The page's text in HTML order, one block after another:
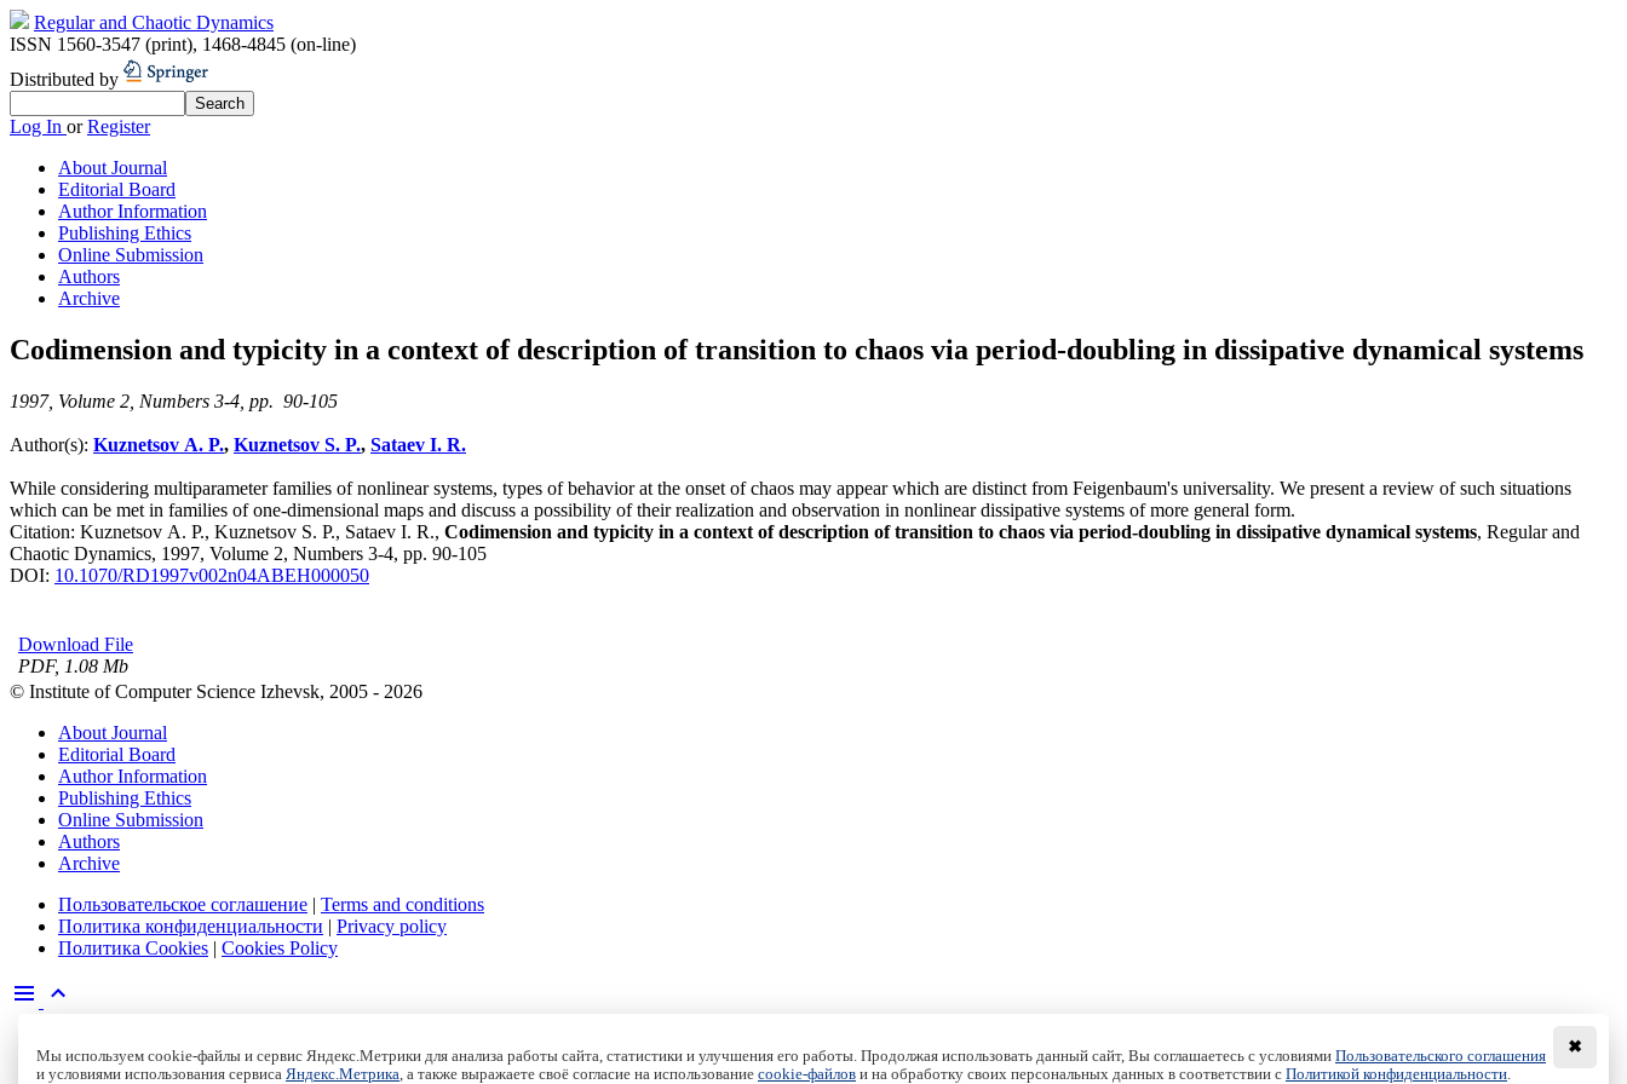
Regular and Chaotic Dynamics
ISSN 1560-3547 (print), 1468-4845 (on-line)
Distributed by
Log In orRegister
About Journal
Editorial Board
Author Information
Publishing Ethics
Online Submission
Authors
Archive
Codimension and typicity in a context of description of transition to chaos via period-doubling in dissipative dynamical systems
1997, Volume 2, Numbers 3-4, pp. 90-105
Author(s): Kuznetsov A. P., Kuznetsov S. P., Sataev I. R.
While considering multiparameter families of nonlinear systems, types of behavior at the onset of chaos may appear which are distinct from Feigenbaum's universality. We present a review of such situations
which can be met in families of one-dimensional maps and discuss a possibility of their realization and observation in nonlinear dissipative systems of more general form.
Citation: Kuznetsov A. P., Kuznetsov S. P., Sataev I. R., Codimension and typicity in a context of description of transition to chaos via period-doubling in dissipative dynamical systems, Regular and
Chaotic Dynamics, 1997, Volume 2, Numbers 3-4, pp. 90-105
DOI: 10.1070/RD1997v002n04ABEH000050
Download File
PDF, 1.08 Mb
© Institute of Computer Science Izhevsk, 2005 - 2026
About Journal
Editorial Board
Author Information
Publishing Ethics
Online Submission
Authors
Archive
Пользовательское соглашение | Terms and conditions
Политика конфиденциальности | Privacy policy
Политика Cookies | Cookies Policy
✖
Мы используем cookie-файлы и сервис Яндекс.Метрики для анализа работы сайта, статистики и улучшения его работы. Продолжая использовать данный сайт, Вы соглашаетесь с условиями Пользовательского соглашения
и условиями использования сервиса Яндекс.Метрика , а также выражаете своё согласие на использование cookie-файлов и на обработку своих персональных данных в соответствии с Политикой конфиденциальности